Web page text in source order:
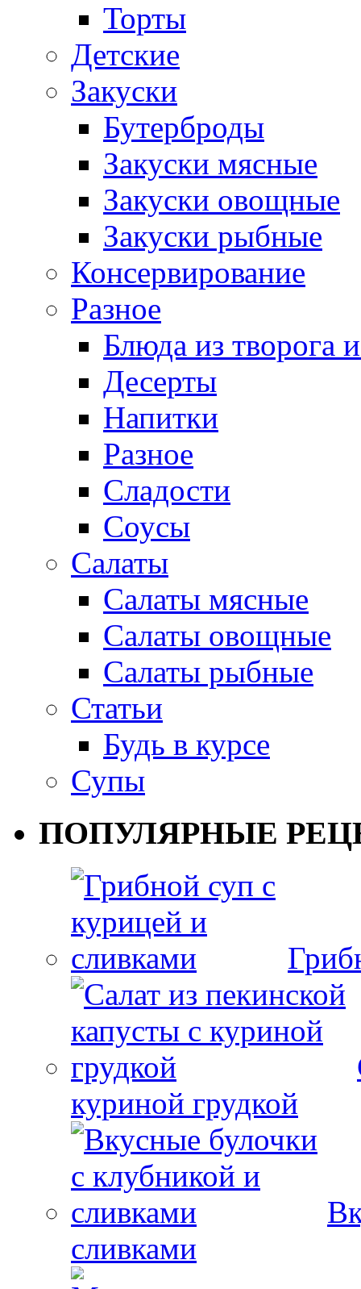
Торты
Детские
Закуски
Бутерброды
Закуски мясные
Закуски овощные
Закуски рыбные
Консервирование
Разное
Блюда из творога
Десерты
Напитки
Разное
Сладости
Соусы
Салаты
Салаты мясные
Салаты овощные
Салаты рыбные
Статьи
Будь в курсе
Супы
ПОПУЛЯРНЫЕ
куриной грудкой
сливками